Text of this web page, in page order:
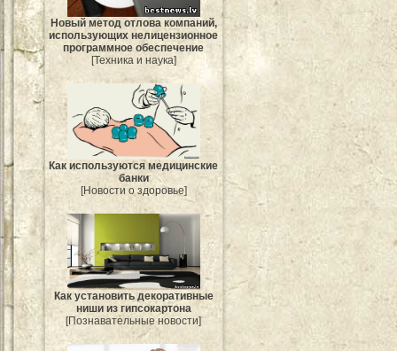
Новый метод отлова компаний,
использующих нелицензионное
программное обеспечение
[Техника и наука]
Как используются медицинские
банки
[Новости о здоровье]
Как установить декоративные
ниши из гипсокартона
[Познавательные новости]